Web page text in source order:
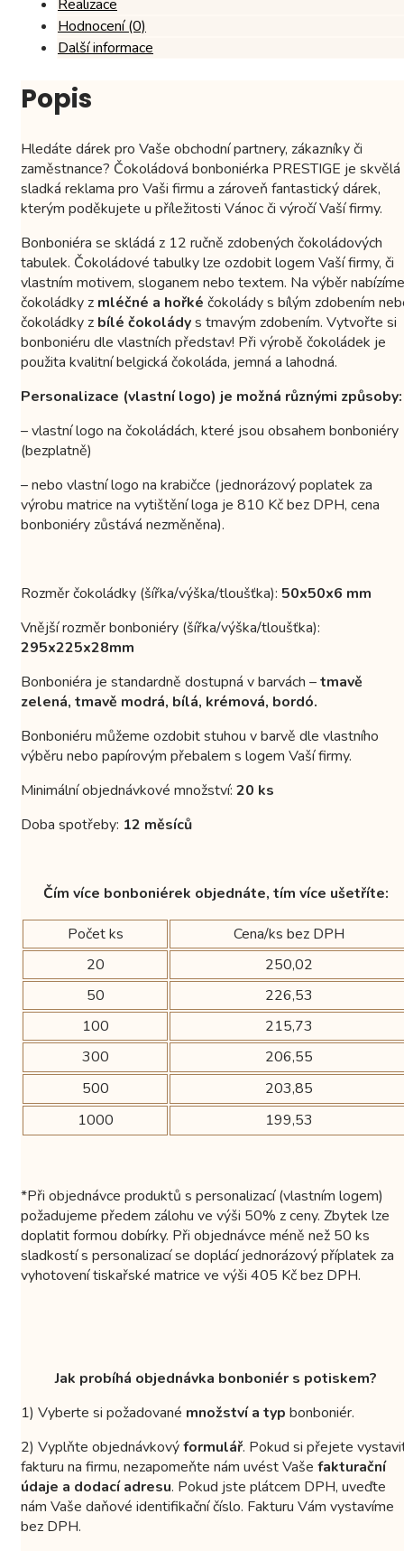
Realizace
Hodnocení (0)
Další informace
Popis
Hledáte dárek pro Vaše obchodní partnery, zákazníky či
zaměstnance? Čokoládová bonboniérka PRESTIGE je skvělá
sladká reklama pro Vaši firmu a zároveň fantastický dárek,
kterým poděkujete u příležitosti Vánoc či výročí Vaší firmy.
Bonboniéra se skládá z 12 ručně zdobených čokoládových
tabulek. Čokoládové tabulky lze ozdobit logem Vaší firmy, či
vlastním motivem, sloganem nebo textem. Na výběr nabízíme
čokoládky z mléčné a hořké čokolády s bílým zdobením
čokoládky z bílé čokoládys tmavým zdobením. Vytvořte si
bonboniéru dle vlastních představ! Při výrobě čokoládek je
použita kvalitní belgická čokoláda, jemná a lahodná.
Personalizace (vlastní logo) je možná různými způsoby:
– vlastní logo na čokoládách, které jsou obsahem bonboniéry
(bezplatně)
– nebo vlastní logo na krabičce (jednorázový poplatek za
výrobu matrice na vytištění loga je 810 Kč bez DPH, cena
bonboniéry zůstává nezměněna).
Rozměr čokoládky (šířka/výška/tloušťka): 50x50x6 mm
Vnější rozměr bonboniéry (šířka/výška/tloušťka):
295x225x28mm
Bonboniéra je standardně dostupná v barvách –tmavě
zelená, tmavě modrá, bílá, krémová, bordó.
Bonboniéru můžeme ozdobit stuhou v barvě dle vlastního
výběru nebo papírovým přebalem s logem Vaší firmy.
Minimální objednávkové množství: 20 ks
Doba spotřeby: 12 měsíců
Čím více bonboniérek objednáte, tím více ušetříte:
Počet ks
Cena/ks bez DPH
20
250,02
50
226,53
100
215,73
300
206,55
500
203,85
1000
199,53
*Při objednávce produktů s personalizací (vlastním logem)
požadujeme předem zálohu ve výši 50% z ceny. Zbytek lze
doplatit formou dobírky. Při objednávce méně než 50 ks
sladkostí s personalizací se doplácí jednorázový příplatek za
vyhotovení tiskařské matrice ve výši 405 Kč bez DPH.
Jak probíhá objednávka bonboniér s potiskem?
1) Vyberte si požadované množství a typ bonboniér.
2) Vyplňte objednávkovýformulář. Pokud si přejete
fakturu na firmu, nezapomeňte nám uvést Vaše fakturační
údaje a dodací adresu. Pokud jste plátcem DPH, uveďte
nám Vaše daňové identifikační číslo. Fakturu Vám vystavíme
bez DPH.